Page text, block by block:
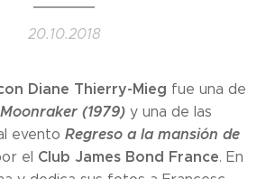
20.10.2018
Diane Thierry-Mieg fue una de
Moonraker (1979) y una de las
evento Regreso a la mansión de
el Club James Bond France. En